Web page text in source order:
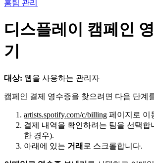
홈팀 관리
디스플레이 캠페인
기
대상: 웹을 사용하는 관리자
캠페인 결제 영수증을 찾으려면 다음 단계
artists.spotify.com/c/billing 페이지로 이
결제 내역을 확인하려는 팀을 선택합
한 경우).
아래에 있는 거래 로 스크롤합니다.